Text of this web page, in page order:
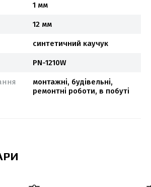
1 мм
12 мм
синтетичний каучук
PN-1210W
монтажні, будівельні,
ремонтні роботи, в побуті